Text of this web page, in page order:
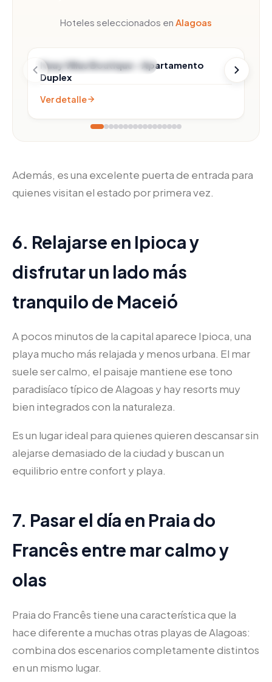
Hoteles seleccionados en Alagoas
Rota Ecológica dos Milagres
Naay Villas Boutique – Apartamento
Duplex
Ver detalle
Además, es una excelente puerta de entrada para
quienes visitan el estado por primera vez.
6. Relajarse en Ipioca y
disfrutar un lado más
tranquilo de Maceió
A pocos minutos de la capital aparece Ipioca, una
playa mucho más relajada y menos urbana. El mar
suele ser calmo, el paisaje mantiene ese tono
paradisíaco típico de Alagoas y hay resorts muy
bien integrados con la naturaleza.
Es un lugar ideal para quienes quieren descansar sin
alejarse demasiado de la ciudad y buscan un
equilibrio entre confort y playa.
7. Pasar el día en Praia do
Francês entre mar calmo y
olas
Praia do Francês tiene una característica que la
hace diferente a muchas otras playas de Alagoas:
combina dos escenarios completamente distintos
en un mismo lugar.